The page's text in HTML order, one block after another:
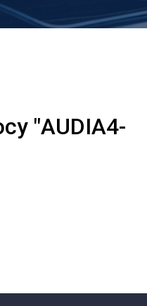
"AUDIA4-